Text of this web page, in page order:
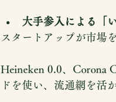
大手参入による「
スタートアップが市場
Heineken 0.0、Corona
ドを使い、流通網を活